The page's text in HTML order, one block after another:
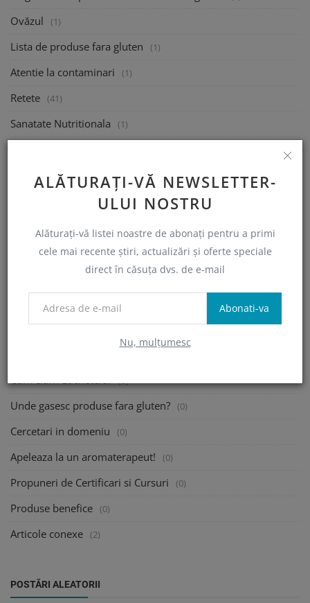
ALĂTURAȚI-VĂ NEWSLETTER-
ULUI NOSTRU
Alăturați-vă listei noastre de abonați pentru a primi
cele mai recente știri, actualizări și oferte speciale
direct în căsuța dvs. de e-mail
Abonati-va
Nu, mulțumesc
Ovăzul (1)
Lista de produse fara gluten (1)
Atentie la contaminari (1)
Retete (41)
Sanatate Nutritionala (1)
Mananca la Restaurant (1)
Ajutor financiar Guvernamental (1)
Semnalați un produs sau restaurant non-conform (0)
Webinarii si informatii utile
Caut un Nutritionist!
Cum citim Etichetele? (0)
Unde gasesc produse fara gluten? (0)
Cercetari in domeniu (0)
Apeleaza la un aromaterapeut! (0)
Propuneri de Certificari si Cursuri (0)
Produse benefice (0)
Articole conexe (2)
POSTĂRI ALEATORII